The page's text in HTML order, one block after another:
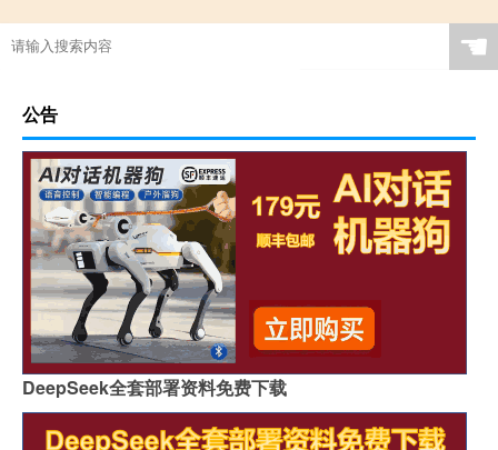
☚
公告
DeepSeek全套部署资料免费下载